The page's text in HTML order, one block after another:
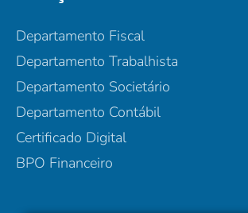
Departamento Fiscal
Departamento Trabalhista
Departamento Societário
Departamento Contábil
Certificado Digital
BPO Financeiro